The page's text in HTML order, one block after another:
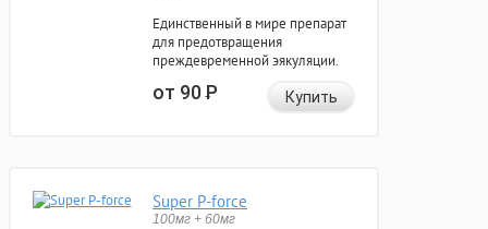
Единственный в мире препарат
для предотвращения
преждевременной эякуляции.
от 90Р Купить
Super P-force
100мг + 60мг